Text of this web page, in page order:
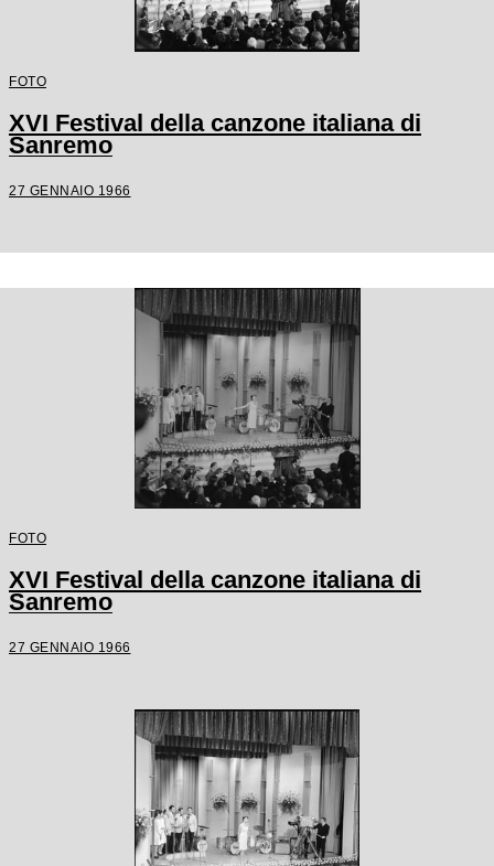
FOTO
XVI Festival della canzone italiana di
Sanremo
27 GENNAIO 1966
FOTO
XVI Festival della canzone italiana di
Sanremo
27 GENNAIO 1966